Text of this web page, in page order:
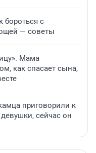
бороться с
— советы
Мама
как спасает сына,
приговорили к
сейчас он